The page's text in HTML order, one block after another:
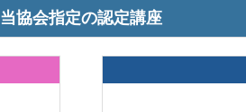
当協会指定の認定講座